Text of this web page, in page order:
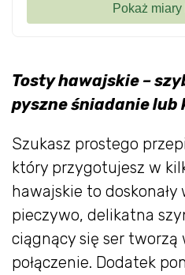
Tosty hawajskie –
pyszne śniadanie lub
Szukasz prostego
który przygotujesz w
hawajskie to
pieczywo, delikatna
ciągnący się ser
połączenie. Dodatek